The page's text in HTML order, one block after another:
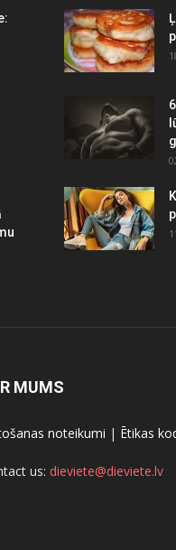
MUMS
noteikumi | Ētikas
us: dieviete@dieviete.lv